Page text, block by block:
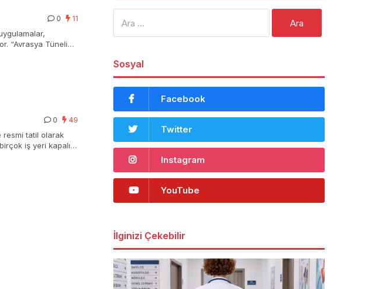
0 11
“Avrasya Tüneli
kararlarla
0 49
resmi tatil olarak
iş yeri kapalı
Sosyal
Facebook
Twitter
Instagram
YouTube
İlginizi Çekebilir